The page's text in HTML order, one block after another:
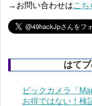
→お問い合わせはこち
はて
ビックカメラ「
お得ではない！検